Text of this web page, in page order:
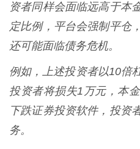
资者同样会面临远高于本
定比例，平台会强制平仓
还可能面临债务危机。
例如，上述投资者以10倍
投资者将损失1万元，本
下跌证券投资软件，投资
务。